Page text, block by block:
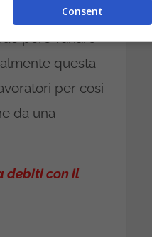
dal
però variare
questa
per cosi
da una
debiti con il
Consent